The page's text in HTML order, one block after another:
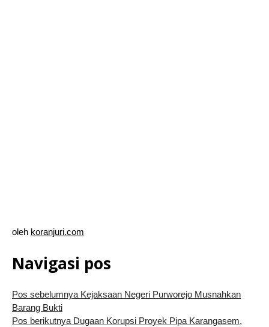
oleh koranjuri.com
Navigasi pos
Pos sebelumnyaKejaksaan Negeri Purworejo Musnahkan
Barang Bukti
Pos berikutnyaDugaan Korupsi Proyek Pipa Karangasem,